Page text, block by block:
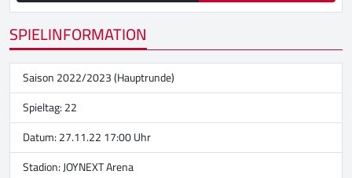
SPIELINFORMATION
Saison 2022/2023 (Hauptrunde)
Spieltag: 22
Datum: 27.11.22 17:00 Uhr
Stadion:JOYNEXT Arena